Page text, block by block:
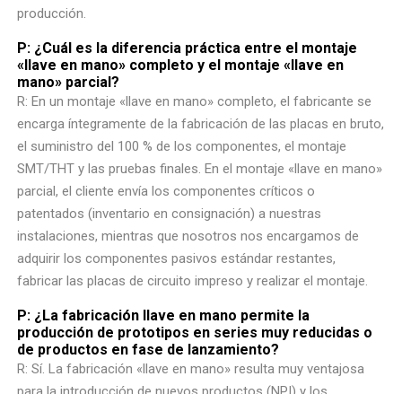
producción.
P: ¿Cuál es la diferencia práctica entre el montaje
«llave en mano» completo y el montaje «llave en
mano» parcial?
R: En un montaje «llave en mano» completo, el fabricante se
encarga íntegramente de la fabricación de las placas en bruto,
el suministro del 100 % de los componentes, el montaje
SMT/THT y las pruebas finales. En el montaje «llave en mano»
parcial, el cliente envía los componentes críticos o
patentados (inventario en consignación) a nuestras
instalaciones, mientras que nosotros nos encargamos de
adquirir los componentes pasivos estándar restantes,
fabricar las placas de circuito impreso y realizar el montaje.
P: ¿La fabricación llave en mano permite la
producción de prototipos en series muy reducidas o
de productos en fase de lanzamiento?
R: Sí. La fabricación «llave en mano» resulta muy ventajosa